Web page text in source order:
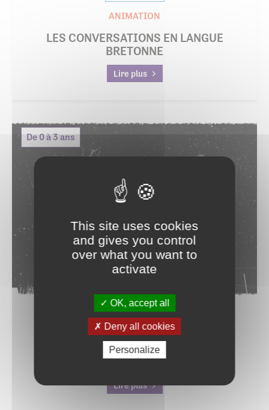
ANIMATION
LES CONVERSATIONS EN LANGUE
BRETONNE
Lire plus
De 0 à 3 ans
12
SEP
De 10h15 à 10h45
LES BÉBÉS LECTEURS
Lire plus
This site uses cookies
and gives you control
over what you want to
activate
OK, accept all
Deny all cookies
Personalize